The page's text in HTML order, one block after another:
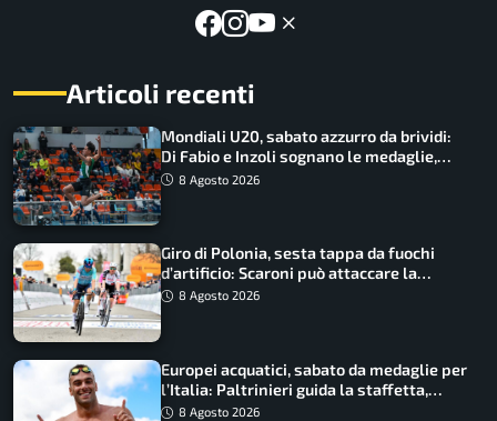
Articoli recenti
Mondiali U20, sabato azzurro da brividi:
Di Fabio e Inzoli sognano le medaglie,
Castellani e Succo in finale
8 Agosto 2026
Giro di Polonia, sesta tappa da fuochi
d’artificio: Scaroni può attaccare la
maglia di Lemmen
8 Agosto 2026
Europei acquatici, sabato da medaglie per
l’Italia: Paltrinieri guida la staffetta,
Barnabà sogna l’oro dalle grandi altezze
8 Agosto 2026